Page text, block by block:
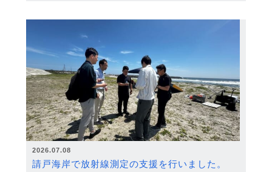
2026.07.08
請戸海岸で放射線測定の支援を行いました。